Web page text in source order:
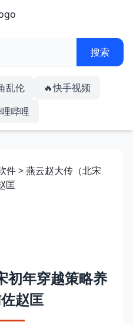
乱伦
🔥快手视频
哔哩
件> 燕云赵大传（北宋
匡
初年穿越策略养
赵匡